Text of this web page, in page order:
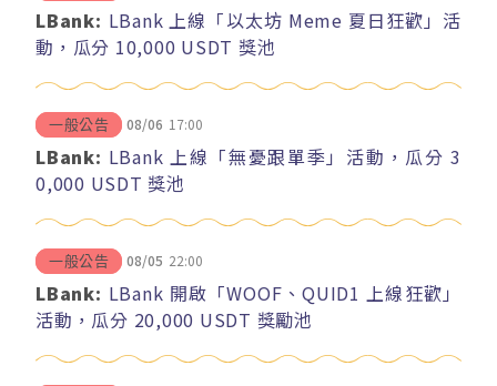
LBank: LBank 上線「以太坊 Meme 夏日狂歡」活
動，瓜分 10,000 USDT 獎池
一般公告 08/06 17:00
LBank: LBank 上線「無憂跟單季」活動，瓜分 3
0,000 USDT 獎池
一般公告 08/05 22:00
LBank: LBank 開啟「WOOF、QUID1 上線狂歡」
活動，瓜分 20,000 USDT 獎勵池